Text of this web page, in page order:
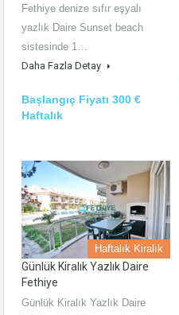
Fethiye denize sıfır eşyalı
yazlık Daire Sunset beach
sistesinde 1…
Daha Fazla Detay
Başlangıç Fiyatı 300 €
Haftalık
Haftalık Kiralık
Günlük Kiralık Yazlık Daire
Fethiye
Günlük Kiralık Yazlık Daire